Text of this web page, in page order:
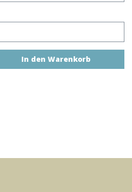
Gib den
In den Warenkorb